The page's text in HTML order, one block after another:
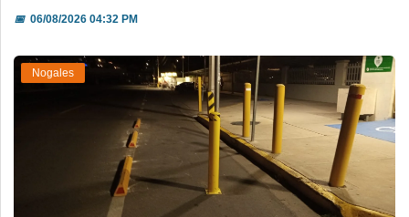
📅06/08/2026 04:32 PM
Nogales